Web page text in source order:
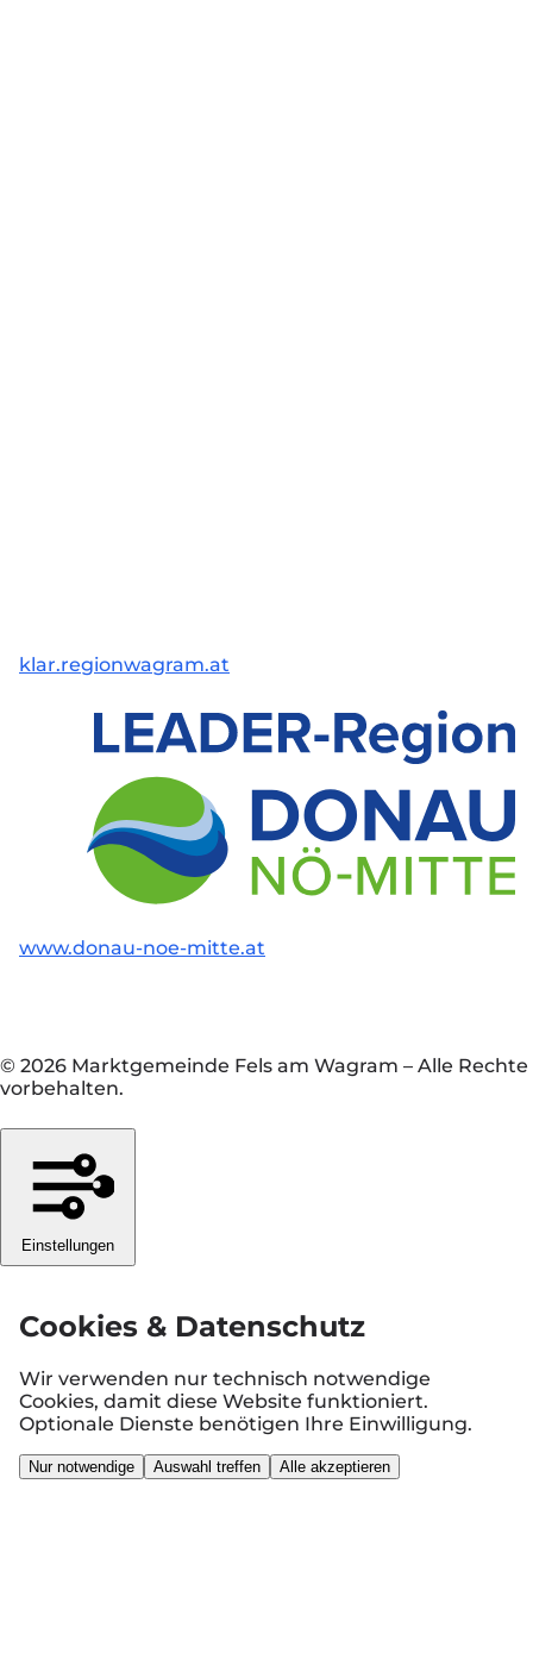
klar.regionwagram.at
www.donau-noe-mitte.at
© 2026 Marktgemeinde Fels am Wagram – Alle Rechte
vorbehalten.
Einstellungen
Cookies & Datenschutz
Wir verwenden nur technisch notwendige
Cookies, damit diese Website funktioniert.
Optionale Dienste benötigen Ihre Einwilligung.
Nur notwendige Auswahl treffen Alle akzeptieren